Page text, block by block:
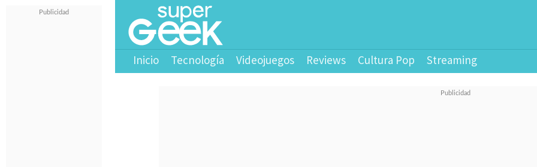
Inicio Tecnología Videojuegos Reviews Cultura Pop Streaming